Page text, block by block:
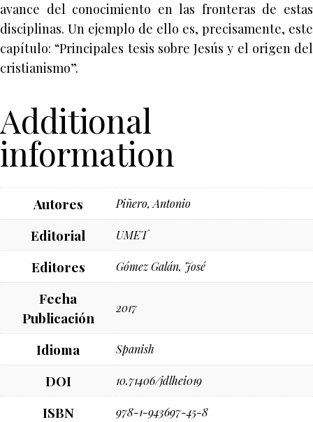
avance del conocimiento en las fronteras de estas
disciplinas. Un ejemplo de ello es, precisamente, este
capítulo: “Principales tesis sobre Jesús y el origen del
cristianismo”.
Additional
information
Autores Piñero, Antonio
Editorial UMET
Editores Gómez Galán, José
Fecha
Publicación
2017
Idioma Spanish
DOI 10.71406/jdlhei019
ISBN 978-1-943697-45-8